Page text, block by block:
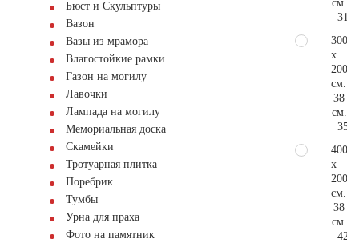
Бюст и Скульптуры
Вазон
Вазы из мрамора
Влагостойкие рамки
Газон на могилу
Лавочки
Лампада на могилу
Мемориальная доска
Скамейки
Тротуарная плитка
Поребрик
Тумбы
Урна для праха
Фото на памятник
см.
300
x
200
см.
38
см.
400
x
200
см.
38
см.